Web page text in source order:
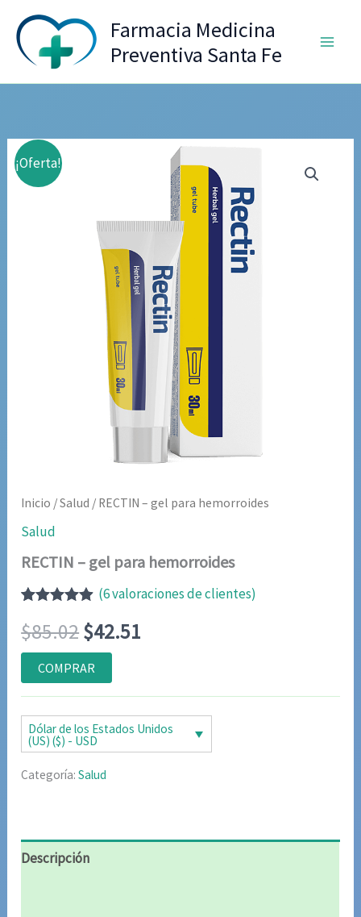
contenido
Farmacia Medicina
Preventiva Santa Fe
¡Oferta!
Inicio /Salud / RECTIN – gel para hemorroides
Salud
RECTIN – gel para hemorroides
con4.83de
5 en base
a
valoraciones
de clientes
(6valoraciones de clientes)
$85.02El
precio
original
era:
$85.02.
$42.51
actual
es:
COMPRAR
Dólar de los Estados Unidos
(US) ($) - USD
Categoría:Salud
Descripción